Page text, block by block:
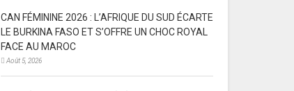
CAN FÉMININE 2026 : L’AFRIQUE DU SUD ÉCARTE
LE BURKINA FASO ET S’OFFRE UN CHOC ROYAL
FACE AU MAROC
Août 5, 2026